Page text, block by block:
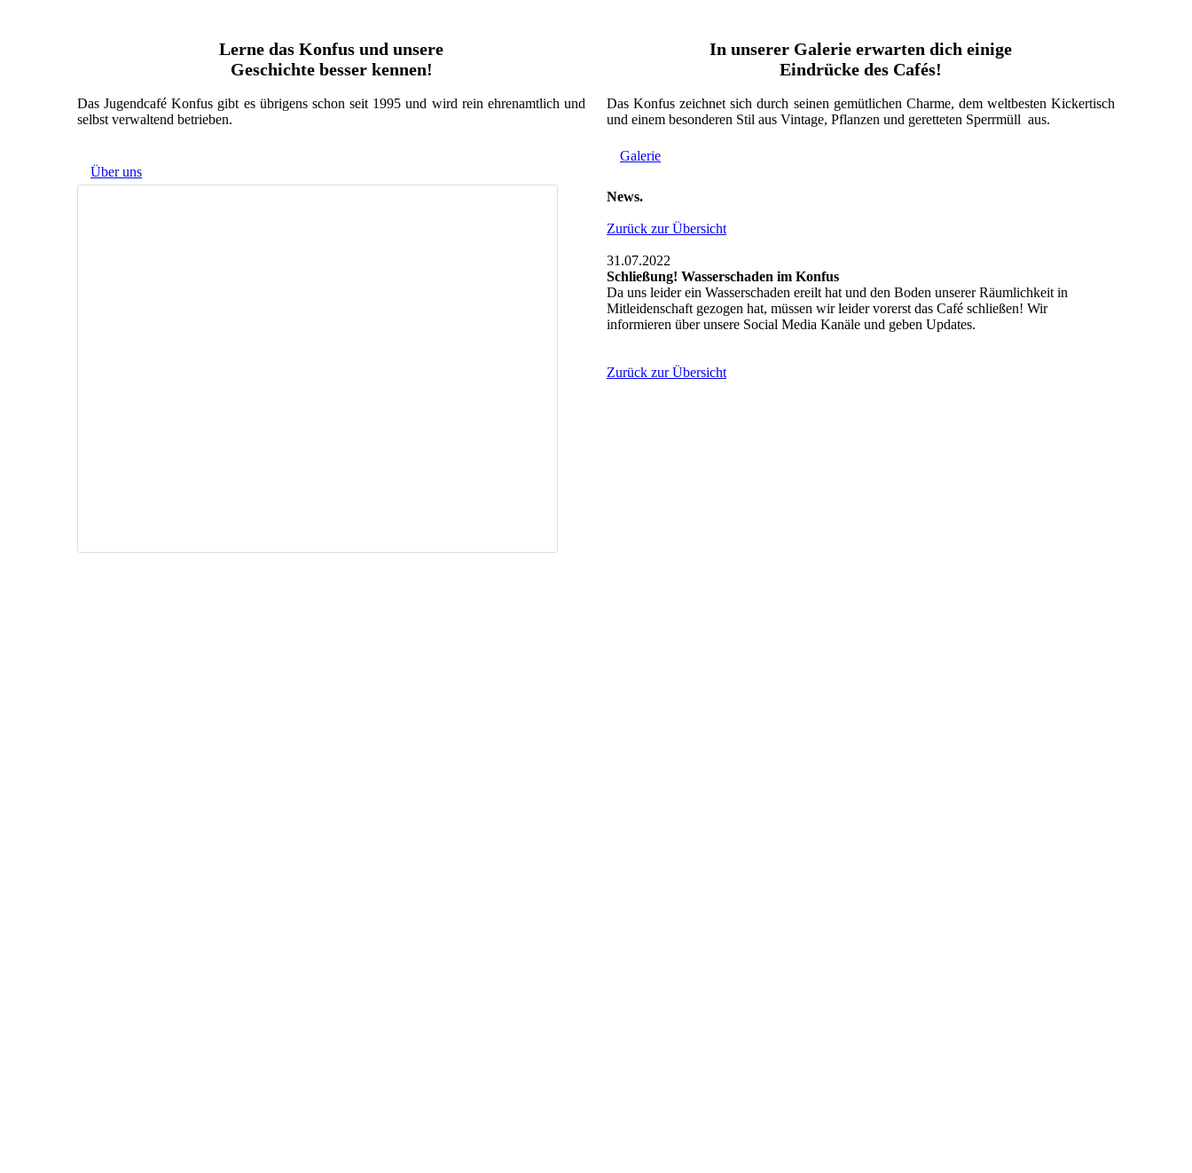
Lerne das Konfus und unsere
Geschichte besser kennen!
Das Jugendcafé Konfus gibt es übrigens schon seit 1995 und wird rein ehrenamtlich und
selbst verwaltend betrieben.
Über uns
In unserer Galerie erwarten dich einige
Eindrücke des Cafés!
Das Konfus zeichnet sich durch seinen gemütlichen Charme, dem weltbesten Kickertisch
und einem besonderen Stil aus Vintage, Pflanzen und geretteten Sperrmüll aus.
Galerie
News.
Zurück zur Übersicht
31.07.2022
Schließung! Wasserschaden im Konfus
Da uns leider ein Wasserschaden ereilt hat und den Boden unserer Räumlichkeit in
Mitleidenschaft gezogen hat, müssen wir leider vorerst das Café schließen! Wir
informieren über unsere Social Media Kanäle und geben Updates.
Zurück zur Übersicht